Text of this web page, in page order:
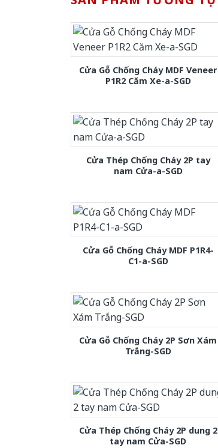
Cửa Gỗ Chống Cháy MDF Veneer
P1R2 Căm Xe-a-SGD
Cửa Thép Chống Cháy 2P tay
nam Cửa-a-SGD
Cửa Gỗ Chống Cháy MDF P1R4-
C1-a-SGD
Cửa Gỗ Chống Cháy 2P Sơn Xám
Trắng-SGD
Cửa Thép Chống Cháy 2P dung 2
tay nam Cửa-SGD